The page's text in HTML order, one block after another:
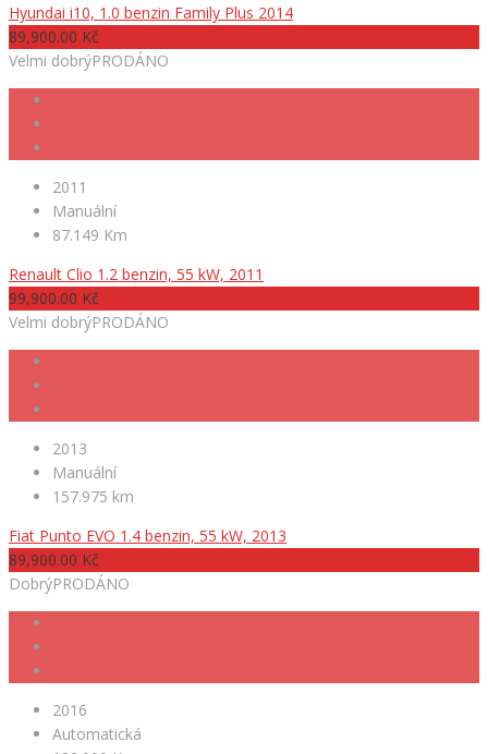
Hyundai i10, 1.0 benzin Family Plus 2014
89,900.00 Kč
Velmi dobrýPRODÁNO
2011
Manuální
87.149 Km
Renault Clio 1.2 benzin, 55 kW, 2011
99,900.00 Kč
Velmi dobrýPRODÁNO
2013
Manuální
157.975 km
Fiat Punto EVO 1.4 benzin, 55 kW, 2013
89,900.00 Kč
DobrýPRODÁNO
2016
Automatická